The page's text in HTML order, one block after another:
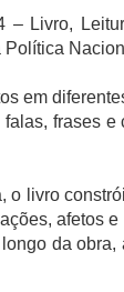
– Livro,
em
frases
livro
afetos
da